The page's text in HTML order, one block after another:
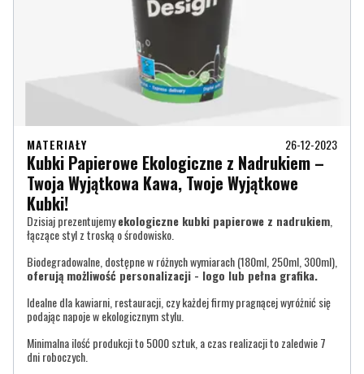
MATERIAŁY 26-12-2023
Kubki Papierowe Ekologiczne z Nadrukiem –
Twoja Wyjątkowa Kawa, Twoje Wyjątkowe
Kubki!
Dzisiaj prezentujemyekologiczne kubki papierowe z nadrukiem
łączące styl z troską o środowisko.
Biodegradowalne, dostępne w różnych wymiarach (180ml, 250ml, 300ml),
oferują możliwość personalizacji - logo lub pełna grafika.
Idealne dla kawiarni, restauracji, czy każdej firmy pragnącej wyróżnić się
podając napoje w ekologicznym stylu.
Minimalna ilość produkcji to 5000 sztuk, a czas realizacji to zaledwie 7
dni roboczych.